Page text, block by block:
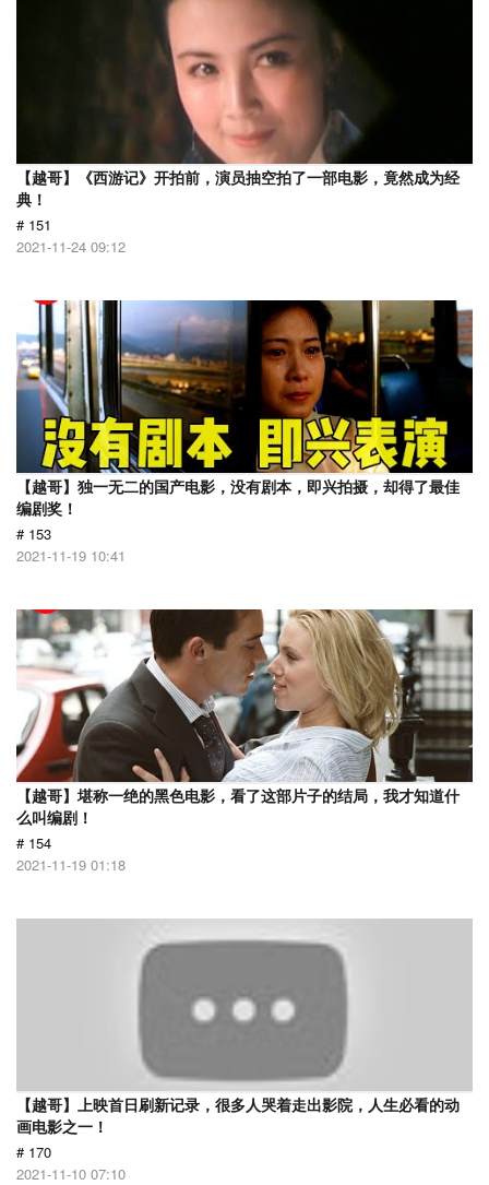
【越哥】《西游记》开拍前，演员抽空拍了一部电影，竟然成为经
典！
# 151
2021-11-24 09:12
【越哥】独一无二的国产电影，没有剧本，即兴拍摄，却得了最佳
编剧奖！
# 153
2021-11-19 10:41
【越哥】堪称一绝的黑色电影，看了这部片子的结局，我才知道什
么叫编剧！
# 154
2021-11-19 01:18
【越哥】上映首日刷新记录，很多人哭着走出影院，人生必看的动
画电影之一！
# 170
2021-11-10 07:10